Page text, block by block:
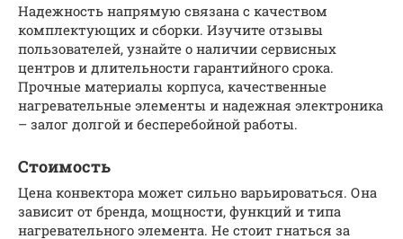
Надежность напрямую связана с качеством
комплектующих и сборки. Изучите отзывы
пользователей, узнайте о наличии сервисных
центров и длительности гарантийного срока.
Прочные материалы корпуса, качественные
нагревательные элементы и надежная электроника
– залог долгой и бесперебойной работы.
Стоимость
Цена конвектора может сильно варьироваться. Она
зависит от бренда, мощности, функций и типа
нагревательного элемента. Не стоит гнаться за